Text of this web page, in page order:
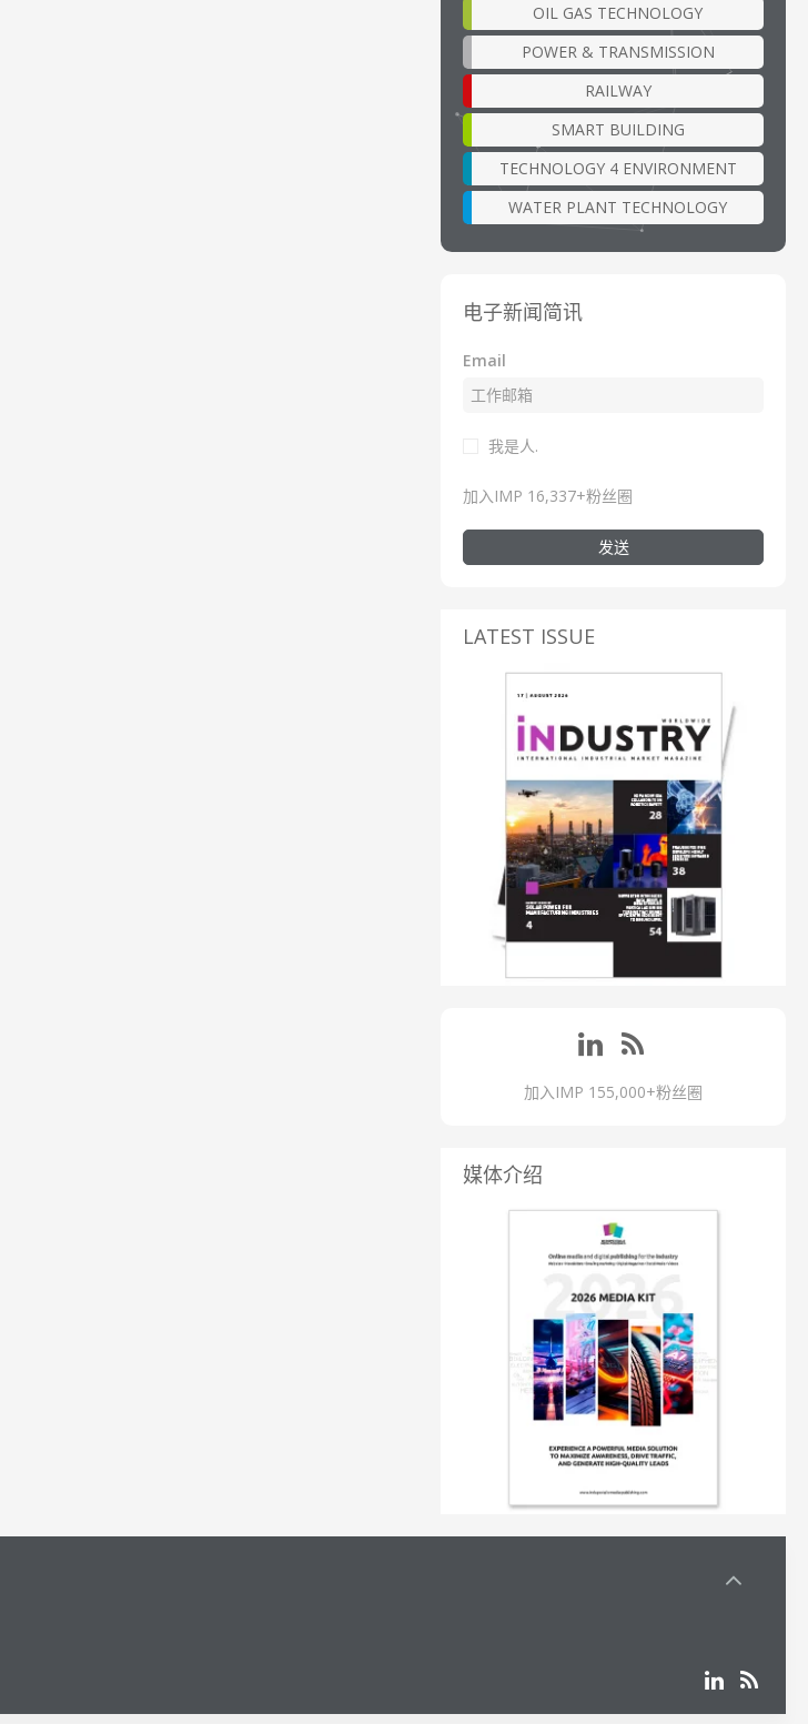
OIL GAS TECHNOLOGY
POWER & TRANSMISSION
RAILWAY
SMART BUILDING
TECHNOLOGY 4 ENVIRONMENT
WATER PLANT TECHNOLOGY
电子新闻简讯
Email
我是人.
加入IMP 16,337+粉丝圈
发送
LATEST ISSUE
加入IMP 155,000+粉丝圈
媒体介绍